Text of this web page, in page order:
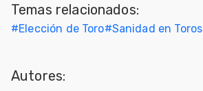
Porcicultura
Temas relacionados:
#Elección de Toro#Sanidad en Toros
Autores: